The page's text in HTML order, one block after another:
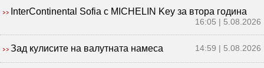
InterContinental Sofia с MICHELIN Key за втора година
16:05 | 5.08.2026
Зад кулисите на валутната намеса 14:59 | 5.08.2026